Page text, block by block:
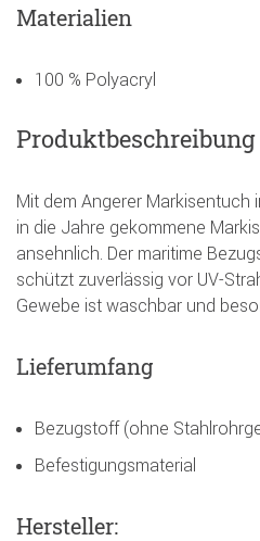
Materialien
100 % Polyacryl
Produktbeschreibung
Mit dem Angerer Markisentuch
in die Jahre gekommene
ansehnlich. Der maritime
schützt zuverlässig vor UV-
Gewebe ist waschbar und
Lieferumfang
Bezugstoff (ohne
Befestigungsmaterial
Hersteller: